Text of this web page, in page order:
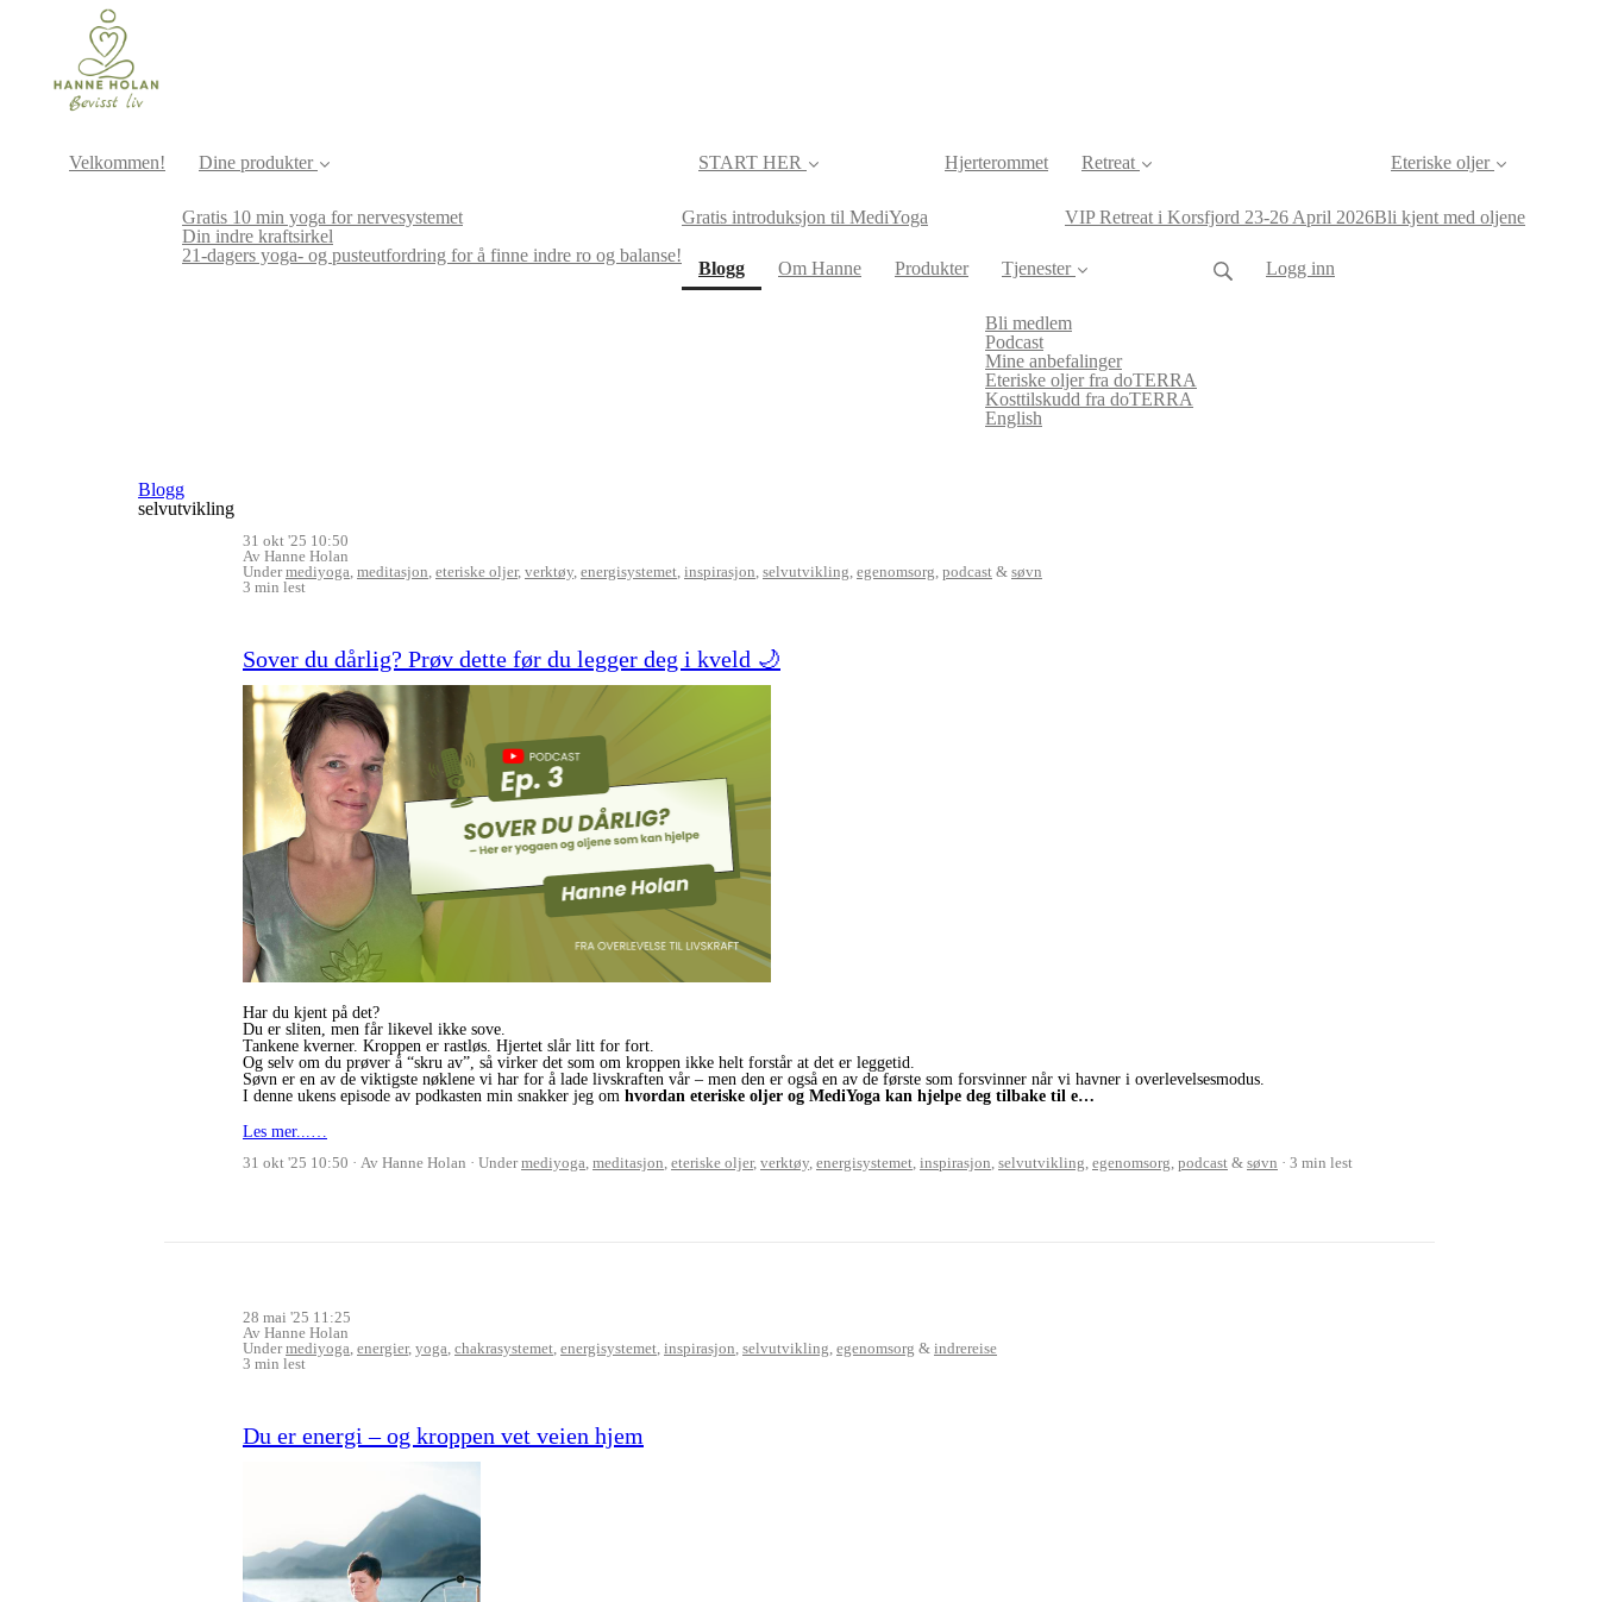
Velkommen! Dine produkter
Gratis 10 min yoga for nervesystemet
Din indre kraftsirkel
21-dagers yoga- og pusteutfordring for å finne indre ro og balanse!
START HER
Gratis introduksjon til MediYoga
Hjerterommet Retreat
VIP Retreat i Korsfjord 23-26 April 2026
Eteriske oljer
Bli kjent med oljene
Blogg(current)Om Hanne Produkter Tjenester
Bli medlem
Podcast
Mine anbefalinger
Eteriske oljer fra doTERRA
Kosttilskudd fra doTERRA
English
Logg inn
Blogg
selvutvikling
31 okt '25 10:50
Av Hanne Holan
Undermediyoga, meditasjon, eteriske oljer, verktøy, energisystemet, inspirasjon, selvutvikling, egenomsorg, podcast & søvn
3 min lest
Sover du dårlig? Prøv dette før du legger deg i kveld 🌙
Har du kjent på det?
Du er sliten, men får likevel ikke sove.
Tankene kverner. Kroppen er rastløs. Hjertet slår litt for fort.
Og selv om du prøver å “skru av”, så virker det som om kroppen ikke helt forstår at det er leggetid.
Søvn er en av de viktigste nøklene vi har for å lade livskraften vår – men den er også en av de første som forsvinner når vi havner i overlevelsesmodus.
I denne ukens episode av podkasten min snakker jeg om hvordan eteriske oljer og MediYoga kan hjelpe deg tilbake til e…
Les mer...…
31 okt '25 10:50
Av Hanne Holan Undermediyoga, meditasjon, eteriske oljer, verktøy, energisystemet, inspirasjon, selvutvikling, egenomsorg, podcast & søvn 3 min lest
28 mai '25 11:25
Av Hanne Holan
Undermediyoga, energier, yoga, chakrasystemet, energisystemet, inspirasjon, selvutvikling, egenomsorg & indrereise
3 min lest
Du er energi – og kroppen vet veien hjem